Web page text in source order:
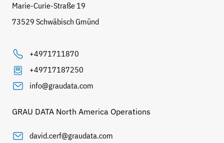
Marie-Curie-Straße 19
73529 Schwäbisch Gmünd
+4971711870
+49717187250
info@graudata.com
GRAU DATA North America Operations
david.cerf@graudata.com